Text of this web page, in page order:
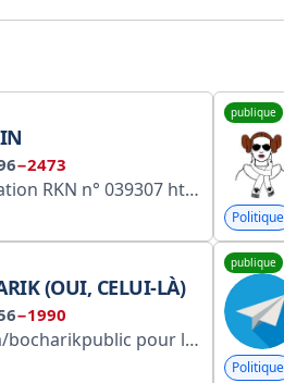
−2473
Chaîne d'Artem Sheynin. Pour toute remarque, veuillez contacter @Artem66bot. Site officiel : https://sheynin.ru #XOVVO
publique
Politique
(OUI, CELUI-LÀ)
−1990
- pour la publicité Inscription auprès de RKN https://clck.ru/3FenR8 Étape 2 sur 2. Ajoutez le hashtag #XLEOH à la description de la chaîne Telegram #XLEOH
publique
Politique